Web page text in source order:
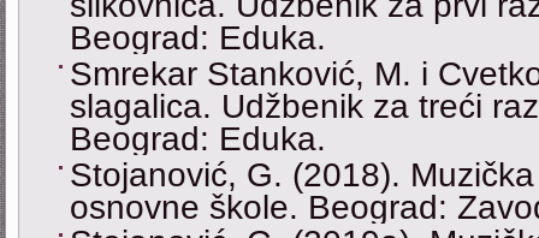
Beograd: Eduka.
Smrekar Stanković, M. i
slagalica. Udžbenik za treći
Beograd: Eduka.
Stojanović, G. (2018).
osnovne škole. Beograd: